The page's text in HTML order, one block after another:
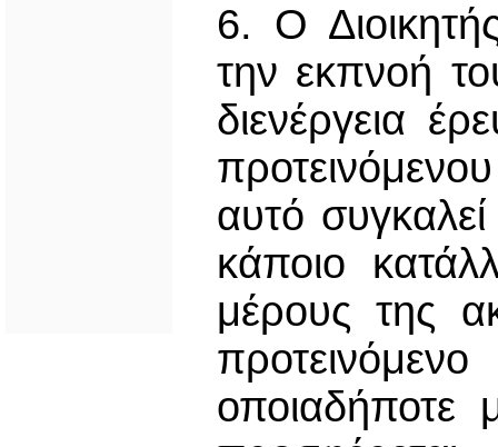
6. Ο
την εκπνοή
διενέργεια
αυτό
κάποιο
μέρους της
οποιαδήποτε